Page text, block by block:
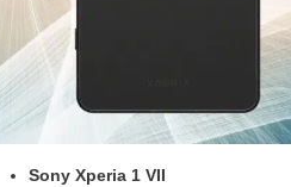
Sony Xperia 1 VII